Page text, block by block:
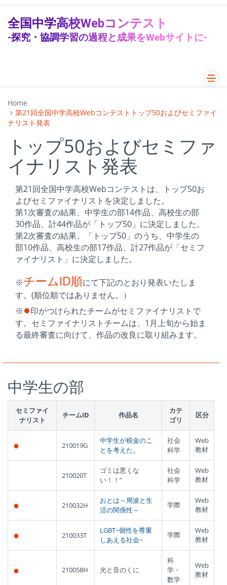
全国中学高校Webコンテスト
-探究・協調学習の過程と成果をWebサイトに-
Home
第21回全国中学高校Webコンテストトップ50およびセミファイ
ナリスト発表
トップ50およびセミファ
イナリスト発表
第21回全国中学高校Webコンテストは、トップ50お
よびセミファイナリストを決定しました。
第1次審査の結果、中学生の部14作品、高校生の部
30作品、計44作品が「トップ50」に決定しました。
第2次審査の結果、「トップ50」のうち、中学生の
部10作品、高校生の部17作品、計27作品が「セミフ
ァイナリスト」に決定しました。
※チームID順にて下記のとおり発表いたしま
す。(順位順ではありません。）
※●印がつけられたチームがセミファイナリストで
す。セミファイナリストチームは、1月上旬から始ま
る最終審査に向けて、作品の改良に取り組みます。
中学生の部
セミファイ
ナリスト
チームID 作品名
カテ
ゴリ
区分
● 210019G
中学生が税金のこ
とを考えた。
社会
科学
Web
教材
210020T
ゴミは悪くな
い！！”
社会
科学
Web
教材
● 210032H
おとは～周波と生
活の関係性～
学際
Web
教材
● 210033T
LGBT~個性を尊重
しあえる社会~
学際
Web
教材
● 210058H 光と音のくに
科
学・
数学
Web
教材